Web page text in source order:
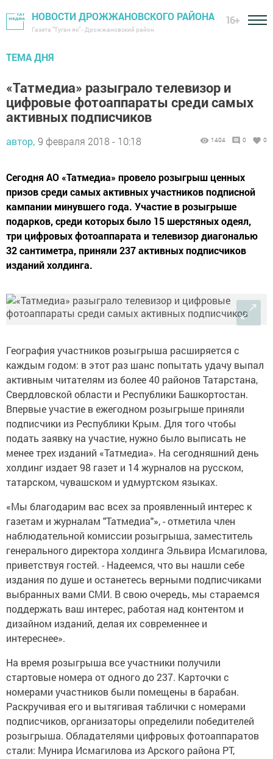
НОВОСТИ ДРОЖЖАНОВСКОГО РАЙОНА
Газета "Туган як" - Дрожжановский район
16+
ТЕМА ДНЯ
«Татмедиа» разыграло телевизор и
цифровые фотоаппараты среди самых
активных подписчиков
автор, 9 февраля 2018 - 10:18 1404 0 0
Сегодня АО «Татмедиа» провело розыгрыш ценных
призов среди самых активных участников подписной
кампании минувшего года. Участие в розыгрыше
подарков, среди которых было 15 шерстяных одеял,
три цифровых фотоаппарата и телевизор диагональю
32 сантиметра, приняли 237 активных подписчиков
изданий холдинга.
География участников розыгрыша расширяется с
каждым годом: в этот раз шанс попытать удачу выпал
активным читателям из более 40 районов Татарстана,
Свердловской области и Республики Башкортостан.
Впервые участие в ежегодном розыгрыше приняли
подписчики из Республики Крым. Для того чтобы
подать заявку на участие, нужно было выписать не
менее трех изданий «Татмедиа». На сегодняшний день
холдинг издает 98 газет и 14 журналов на русском,
татарском, чувашском и удмуртском языках.
«Мы благодарим вас всех за проявленный интерес к
газетам и журналам "Татмедиа"», - отметила член
наблюдательной комиссии розыгрыша, заместитель
генерального директора холдинга Эльвира Исмагилова,
приветствуя гостей. - Надеемся, что вы нашли себе
издания по душе и останетесь верными подписчиками
выбранных вами СМИ. В свою очередь, мы стараемся
поддержать ваш интерес, работая над контентом и
дизайном изданий, делая их современнее и
интереснее».
На время розыгрыша все участники получили
стартовые номера от одного до 237. Карточки с
номерами участников были помещены в барабан.
Раскручивая его и вытягивая таблички с номерами
подписчиков, организаторы определили победителей
розыгрыша. Обладателями цифровых фотоаппаратов
стали: Мунира Исмагилова из Арского района РТ,